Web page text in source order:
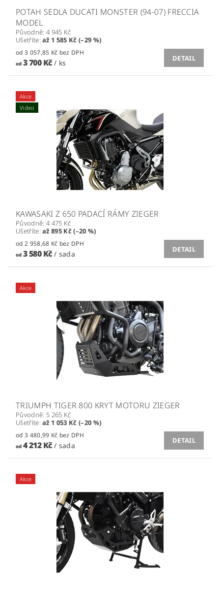
POTAH SEDLA DUCATI MONSTER (94-07) FRECCIA
MODEL
Původně: 4 945 Kč
Ušetříte:až 1 585 Kč (–29 %)
od 3 057,85 Kč bez DPH
od3 700 Kč/ ks
DETAIL
Akce
Video
KAWASAKI Z 650 PADACÍ RÁMY ZIEGER
Původně: 4 475 Kč
Ušetříte:až 895 Kč (–20 %)
od 2 958,68 Kč bez DPH
od3 580 Kč/ sada
DETAIL
Akce
TRIUMPH TIGER 800 KRYT MOTORU ZIEGER
Původně: 5 265 Kč
Ušetříte:až 1 053 Kč (–20 %)
od 3 480,99 Kč bez DPH
od4 212 Kč/ sada
DETAIL
Akce